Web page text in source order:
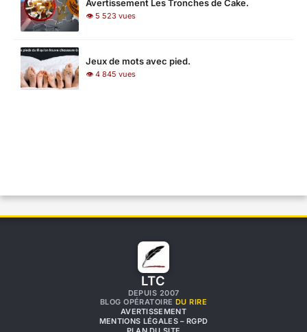
Avertissement Les Tronches de Cake.
👁 5 523 vues
Jeux de mots avec pied.
👁 4 845 vues
LTC
DEPUIS 2007
BLOG OPÉRATOIRE DU RIRE
AVERTISSEMENT
MENTIONS LÉGALES – RGPD